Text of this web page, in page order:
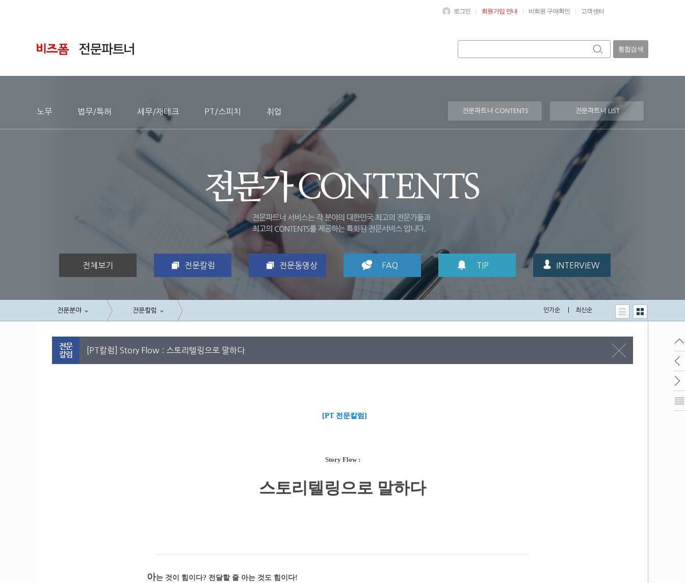
로그인 회원가입 안내 비회원 구매확인 고객센터
통합검색
전체보기 전문칼럼 전문동영상 FAQ TIP INTERVIEW
노무 법무/특허 세무/재테크 PT/스피치 취업 전문파트너 LIST
전문파트너 CONTENTS
전문분야 전문칼럼 인기순 최신순
[PT칼럼] Story Flow : 스토리텔링으로 말하다
[PT 전문칼럼]
Story Flow :
스토리텔링으로 말하다
아는 것이 힘이다? 전달할 줄 아는 것도 힘이다!